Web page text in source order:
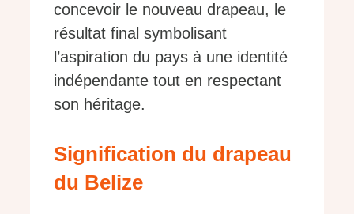
concevoir le nouveau drapeau, le
résultat final symbolisant
l’aspiration du pays à une identité
indépendante tout en respectant
son héritage.
Signification du drapeau
du Belize